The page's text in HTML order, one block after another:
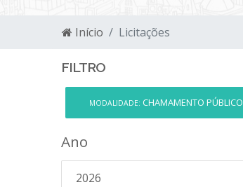
Início Licitações
FILTRO
MODALIDADE: CHAMAMENTO PÚBLICO
Ano
2026